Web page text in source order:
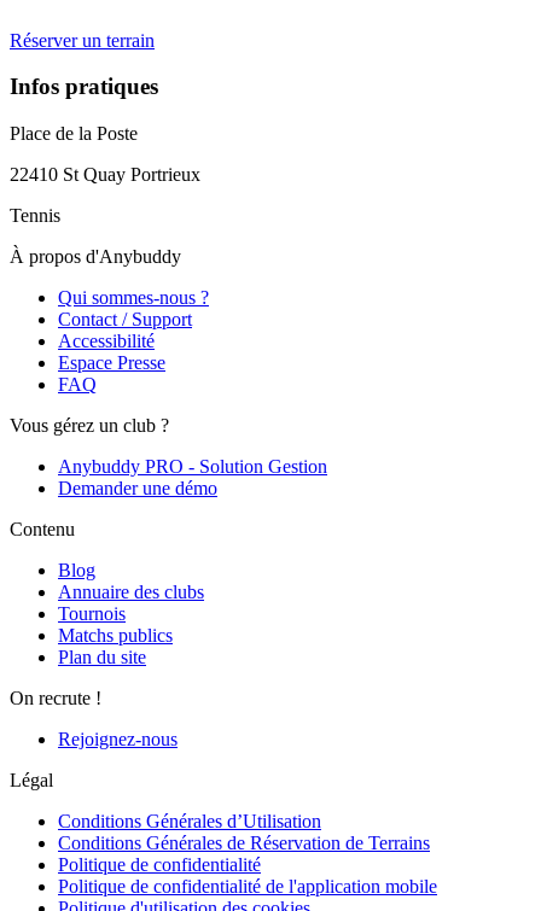
Réserver un terrain
Infos pratiques
Place de la Poste
22410 St Quay Portrieux
Tennis
À propos d'Anybuddy
Qui sommes-nous ?
Contact / Support
Accessibilité
Espace Presse
FAQ
Vous gérez un club ?
Anybuddy PRO - Solution Gestion
Demander une démo
Contenu
Blog
Annuaire des clubs
Tournois
Matchs publics
Plan du site
On recrute !
Rejoignez-nous
Légal
Conditions Générales d’Utilisation
Conditions Générales de Réservation de Terrains
Politique de confidentialité
Politique de confidentialité de l'application mobile